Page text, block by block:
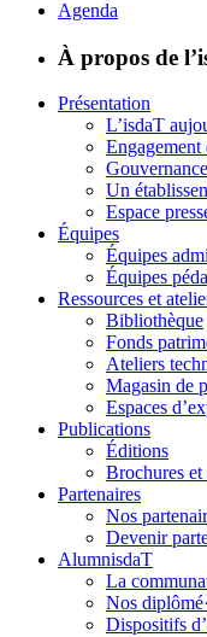
Agenda
À propos de
Présentation
L’isdaT
Engagement
Gouvernance
Un
Espace
Équipes
Équipes
Équipes
Ressources et
Bibliothèque
Fonds
Ateliers
Magasin de
Espaces
Publications
Éditions
Brochures
Partenaires
Nos
Devenir
AlumnisdaT
La
Nos
Dispositifs